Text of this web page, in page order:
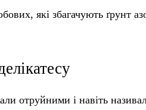
які збагачують ґрунт
отруйними і навіть